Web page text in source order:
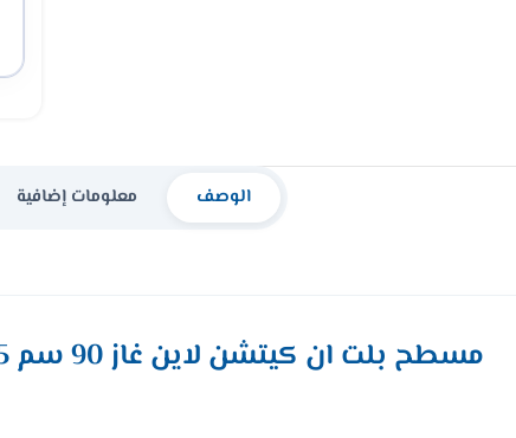
الوصف معلومات إضافية
مسطح بلت ان كيتشن لاين غاز 90 سم 5 شعلة – ستيل KLQ905VTAV